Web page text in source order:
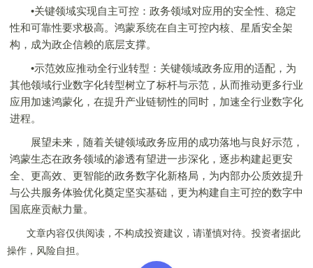
•关键领域实现自主可控：政务领域对应用的安全性、稳定
性和可靠性要求极高。鸿蒙系统在自主可控内核、星盾安全架
构，成为政企信赖的底层支撑。
•示范效应推动全行业转型：关键领域政务应用的适配，为
其他领域行业数字化转型树立了标杆与示范，从而推动更多行业
应用加速鸿蒙化，在提升产业链韧性的同时，加速全行业数字化
进程。
展望未来，随着关键领域政务应用的成功落地与良好示范，
鸿蒙生态在政务领域的渗透有望进一步深化，逐步构建起更安
全、更高效、更智能的政务数字化新格局，为内部办公质效提升
与公共服务体验优化奠定坚实基础，更为构建自主可控的数字中
国底座贡献力量。
文章内容仅供阅读，不构成投资建议，请谨慎对待。投资者据此
操作，风险自担。